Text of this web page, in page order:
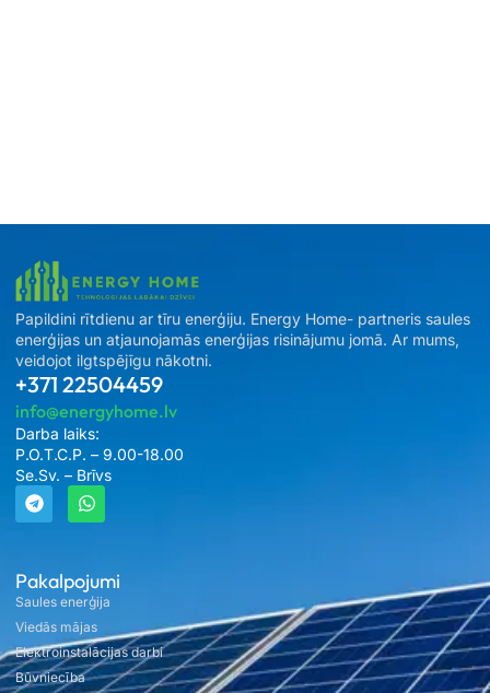
Pakalpojumi
Saules enerģija
Viedās mājas
Elektroinstalācijas darbi
Būvniecība
Papildini rītdienu ar tīru enerģiju. Energy Home- partneris saules
enerģijas un atjaunojamās enerģijas risinājumu jomā. Ar mums,
veidojot ilgtspējīgu nākotni.
+371 22504459
info@energyhome.lv
Darba laiks:
P.O.T.C.P. – 9.00-18.00
Se.Sv. – Brīvs